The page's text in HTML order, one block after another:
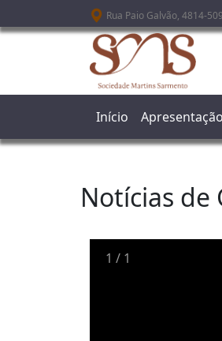
Passar para o conteúdo principal
Rua Paio Galvão, 4814-
Início Apresentação
Notícias de
1 / 1